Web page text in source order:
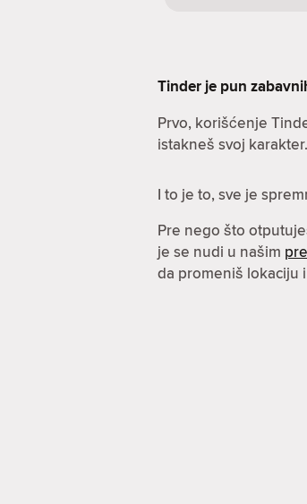
Tinder je pun
Prvo, korišćenje
istakneš svoj karakter.
I to je to, sve je
Pre nego što
je se nudi u našim
da promeniš lokaciju